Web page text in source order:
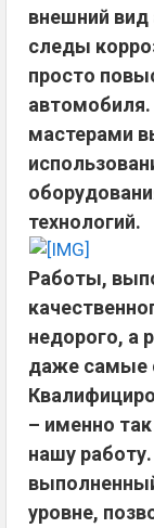
внешний вид
следы
просто
мастерами
технологий.
Работы,
недорого, а
даже самые
– именно
нашу
уровне,